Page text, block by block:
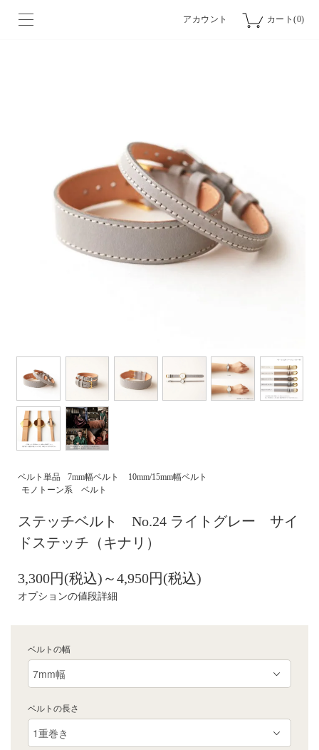
アカウント カート(0)
ベルト単品 7mm幅ベルト
10mm/15mm幅ベルト
モノトーン系 ベルト
ステッチベルト No.24 ライトグレー サイ
ドステッチ（キナリ）
3,300円(税込)～4,950円(税込)
オプションの値段詳細
ベルトの幅
ベルトの長さ